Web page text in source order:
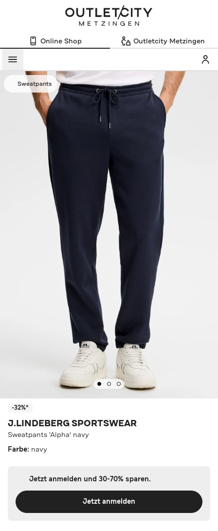
Online Shop Outletcity Metzingen
Menü
Sweatpants
-32%*
J.LINDEBERG SPORTSWEAR
Sweatpants 'Alpha' navy
Farbe: navy
Jetzt anmelden und 30-70% sparen.
Jetzt anmelden